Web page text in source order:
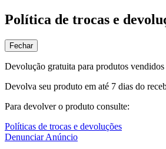
Política de trocas e
Fechar
Devolução gratuita para produtos
Devolva seu produto em até 7 dias do
Para devolver o produto consulte:
Políticas de trocas e devoluções
Denunciar Anúncio